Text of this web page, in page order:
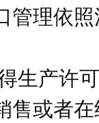
管理依
生产许
售或者